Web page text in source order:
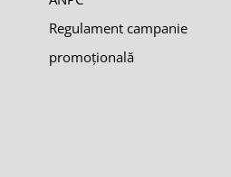
Regulament campanie
promoţională